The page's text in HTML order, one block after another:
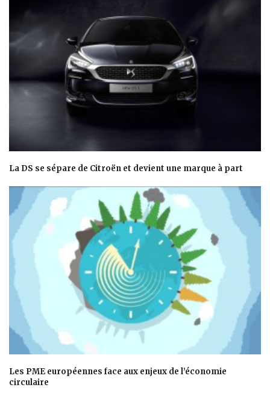
La DS se sépare de Citroën et devient une marque à part
Les PME européennes face aux enjeux de l’économie
circulaire